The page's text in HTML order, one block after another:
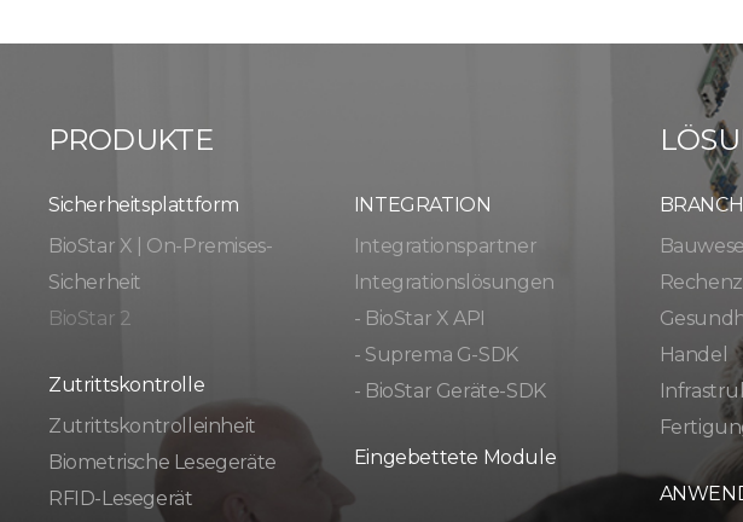
PRODUKTE
Sicherheitsplattform
BioStar X | On-Premises-
Sicherheit
BioStar 2
Zutrittskontrolle
Zutrittskontrolleinheit
Biometrische Lesegeräte
RFID-Lesegerät
INTEGRATION
Integrationspartner
Integrationslösungen
- BioStar X API
- Suprema G-SDK
- BioStar Geräte-SDK
Eingebettete Module
Handel